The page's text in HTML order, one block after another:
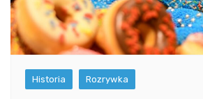
Historia Rozrywka